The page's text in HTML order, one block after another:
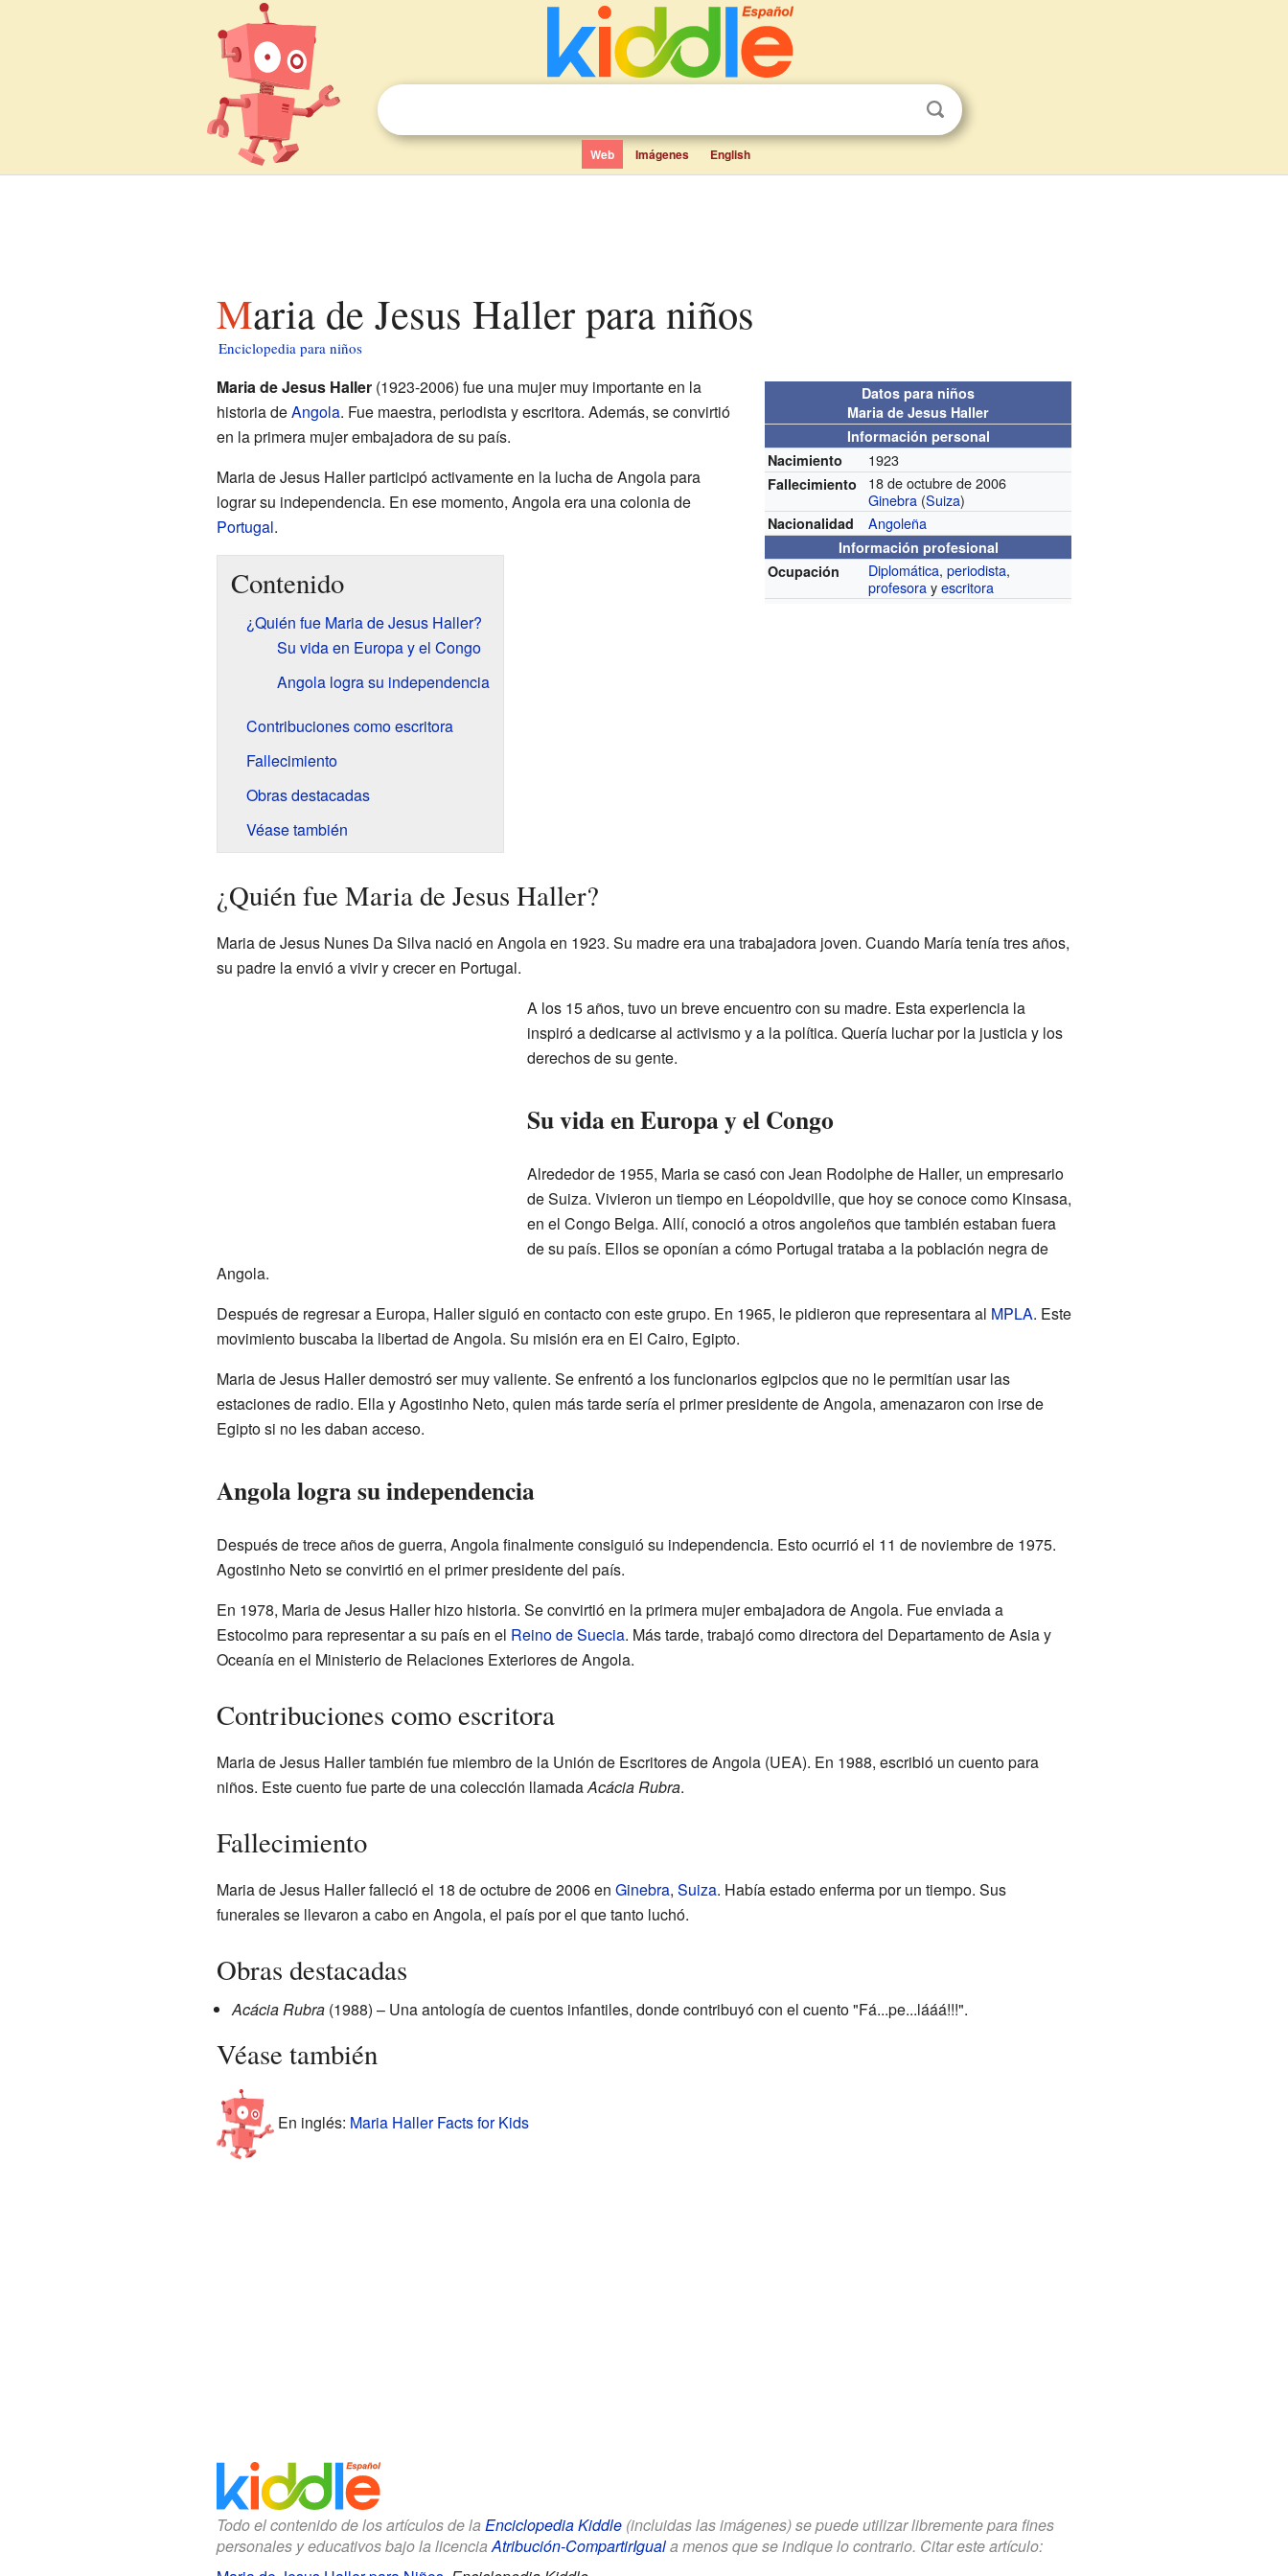
Web Imágenes English
Maria de Jesus Haller para niños
Enciclopedia para niños
Datos para niños
Maria de Jesus Haller
Información personal
Nacimiento
1923
Fallecimiento
18 de octubre de 2006
Ginebra (Suiza)
Nacionalidad Angoleña
Información profesional
Ocupación
Diplomática,periodista,
profesorayescritora
Maria de Jesus Haller(1923-2006) fue una mujer muy importante en la
historia deAngola. Fue maestra, periodista y escritora. Además, se convirtió
en la primera mujer embajadora de su país.
Maria de Jesus Haller participó activamente en la lucha de Angola para
lograr su independencia. En ese momento, Angola era una colonia de
Portugal.
Contenido
¿Quién fue Maria de Jesus Haller?
Su vida en Europa y el Congo
Angola logra su independencia
Contribuciones como escritora
Fallecimiento
Obras destacadas
Véase también
¿Quién fue Maria de Jesus Haller?
Maria de Jesus Nunes Da Silva nació en Angola en 1923. Su madre era una trabajadora joven. Cuando María tenía tres años,
su padre la envió a vivir y crecer en Portugal.
A los 15 años, tuvo un breve encuentro con su madre. Esta experiencia la
inspiró a dedicarse al activismo y a la política. Quería luchar por la justicia y los
derechos de su gente.
Su vida en Europa y el Congo
Alrededor de 1955, Maria se casó con Jean Rodolphe de Haller, un empresario
de Suiza. Vivieron un tiempo en Léopoldville, que hoy se conoce como Kinsasa,
en el Congo Belga. Allí, conoció a otros angoleños que también estaban fuera
de su país. Ellos se oponían a cómo Portugal trataba a la población negra de
Angola.
Después de regresar a Europa, Haller siguió en contacto con este grupo. En 1965, le pidieron que representara al MPLA. Este
movimiento buscaba la libertad de Angola. Su misión era en El Cairo, Egipto.
Maria de Jesus Haller demostró ser muy valiente. Se enfrentó a los funcionarios egipcios que no le permitían usar las
estaciones de radio. Ella y Agostinho Neto, quien más tarde sería el primer presidente de Angola, amenazaron con irse de
Egipto si no les daban acceso.
Angola logra su independencia
Después de trece años de guerra, Angola finalmente consiguió su independencia. Esto ocurrió el 11 de noviembre de 1975.
Agostinho Neto se convirtió en el primer presidente del país.
En 1978, Maria de Jesus Haller hizo historia. Se convirtió en la primera mujer embajadora de Angola. Fue enviada a
Estocolmo para representar a su país en el Reino de Suecia. Más tarde, trabajó como directora del Departamento de Asia y
Oceanía en el Ministerio de Relaciones Exteriores de Angola.
Contribuciones como escritora
Maria de Jesus Haller también fue miembro de la Unión de Escritores de Angola (UEA). En 1988, escribió un cuento para
niños. Este cuento fue parte de una colección llamadaAcácia Rubra.
Fallecimiento
Maria de Jesus Haller falleció el 18 de octubre de 2006 en Ginebra, Suiza. Había estado enferma por un tiempo. Sus
funerales se llevaron a cabo en Angola, el país por el que tanto luchó.
Obras destacadas
Acácia Rubra(1988) – Una antología de cuentos infantiles, donde contribuyó con el cuento "Fá...pe...lááá!!!".
Véase también
En inglés: Maria Haller Facts for Kids
Todo el contenido de los artículos de la Enciclopedia Kiddle(incluidas las imágenes) se puede utilizar libremente para fines
personales y educativos bajo la licenciaAtribución-CompartirIguala menos que se indique lo contrario. Citar este artículo: